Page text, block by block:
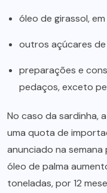
óleo de girassol,
outros açúcares de
preparações e
pedaços, exceto
No caso da sardinha,
uma quota de
anunciado na
óleo de palma
toneladas, por 12